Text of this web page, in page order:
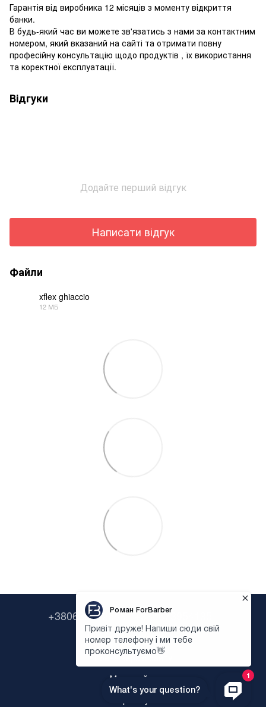
Гарантія від виробника 12 місяців з моменту відкриття
банки.
В будь-який час ви можете зв'язатись з нами за контактним
номером, який вказаний на сайті та отримати повну
професійну консультацію щодо продуктів , їх використання
та коректної експлуатації.
Відгуки
Додайте перший відгук
Написати відгук
Файли
xflex ghiaccio
12 МБ
+380638322646 +380673954135
Контактна інформація
Повна версія сайту
Мапа сайту